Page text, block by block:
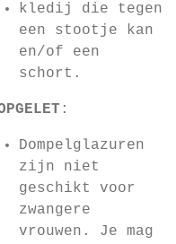
kledij die tegen
een stootje kan
en/of een
schort.
:
Dompelglazuren
zijn niet
geschikt voor
zwangere
vrouwen. Je mag